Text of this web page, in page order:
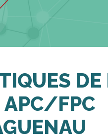
DE
APC/FPC